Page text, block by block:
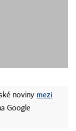
noviny mezi
Google